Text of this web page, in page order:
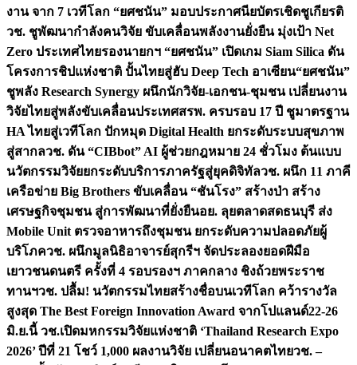
งาน จาก 7 เวทีโลก “ยศชนัน” มอบประกาศนียบัตรเชิดชูเกียรติ
วช. ชูพัฒนากำลังคนวิจัย ขับเคลื่อนพลังงานยั่งยืน มุ่งเป้า Net
Zero ประเทศไทยรองนายกฯ “ยศชนัน” เปิดเกม Siam Silica ดัน
โครงการชิปแห่งชาติ ปั้นไทยสู่ฮับ Deep Tech อาเซียน“ยศชนัน”
ชูพลัง Research Synergy ผนึกนักวิจัย-เอกชน-ชุมชน เปลี่ยนงาน
วิจัยไทยสู่พลังขับเคลื่อนประเทศสรพ. ครบรอบ 17 ปี ชูมาตรฐาน
HA ไทยสู่เวทีโลก ปักหมุด Digital Health ยกระดับระบบสุขภาพ
สู่สากลวช. ดัน “CIBbot” AI ผู้ช่วยกฎหมาย 24 ชั่วโมง ต้นแบบ
นวัตกรรมวิจัยยกระดับบริการภาครัฐสู่ยุคดิจิทัลวช. ผนึก 11 ภาคี
เครือข่าย Big Brothers ขับเคลื่อน “ชันโรง” สร้างป่า สร้าง
เศรษฐกิจชุมชน สู่การพัฒนาที่ยั่งยืนอย. ลุยตลาดสดธนบุรี ส่ง
Mobile Unit ตรวจอาหารถึงชุมชน ยกระดับความปลอดภัยผู้
บริโภควช. ผนึกมูลนิธิอาจารย์สุกรีฯ จัดประลองยอดฝีมือ
เยาวชนดนตรี ครั้งที่ 4 รอบรองฯ ภาคกลาง ชิงถ้วยพระราช
ทานฯวช. ปลื้ม! นวัตกรรมไทยสร้างชื่อบนเวทีโลก คว้ารางวัล
สูงสุด The Best Foreign Innovation Award จากโปแลนด์22-26
มิ.ย.นี้ วช.เปิดมหกรรมวิจัยแห่งชาติ ‘Thailand Research Expo
2026’ ปีที่ 21 โชว์ 1,000 ผลงานวิจัย เปลี่ยนอนาคตไทยวช. –